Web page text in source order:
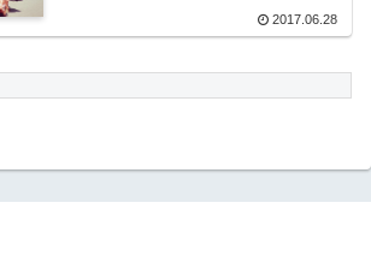
2017.06.28